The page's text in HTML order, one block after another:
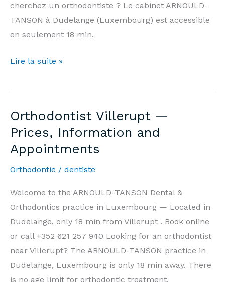
Practice
Luxembourg
cherchez un orthodontiste ? Le cabinet ARNOULD-
TANSON à Dudelange (Luxembourg) est accessible
en seulement 18 min.
Orthodontiste
—
Informations
et
Rendez-
Lire la suite »
Orthodontist Villerupt —
Prices, Information and
Appointments
Orthodontie / dentiste
Welcome to the ARNOULD-TANSON Dental &
Orthodontics practice in Luxembourg — Located in
Dudelange, only 18 min from Villerupt . Book online
or call +352 621 257 940 Looking for an orthodontist
near Villerupt? The ARNOULD-TANSON practice in
Dudelange, Luxembourg is only 18 min away. There
is no age limit for orthodontic treatment.